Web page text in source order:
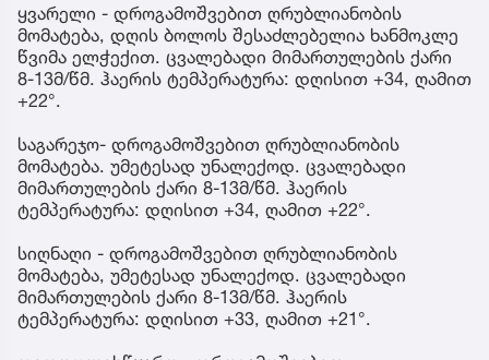
ყვარელი - დროგამოშვებით ღრუბლიანობის
მომატება, დღის ბოლოს შესაძლებელია ხანმოკლე
წვიმა ელჭექით. ცვალებადი მიმართულების ქარი
8-13მ/წმ. ჰაერის ტემპერატურა: დღისით +34, ღამით
+22°.
საგარეჯო- დროგამოშვებით ღრუბლიანობის
მომატება. უმეტესად უნალექოდ. ცვალებადი
მიმართულების ქარი 8-13მ/წმ. ჰაერის
ტემპერატურა: დღისით +34, ღამით +22°.
სიღნაღი - დროგამოშვებით ღრუბლიანობის
მომატება, უმეტესად უნალექოდ. ცვალებადი
მიმართულების ქარი 8-13მ/წმ. ჰაერის
ტემპერატურა: დღისით +33, ღამით +21°.